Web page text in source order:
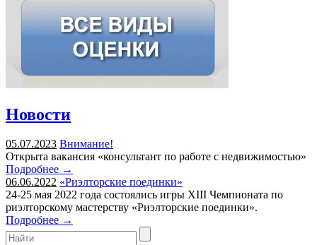
Новости
05.07.2023 Внимание!
Открыта вакансия «консультант по работе с недвижимостью»
Подробнее →
06.06.2022 «Риэлторские поединки»
24-25 мая 2022 года состоялись игры XIII Чемпионата по
риэлторскому мастерству «Риэлторские поединки».
Подробнее →